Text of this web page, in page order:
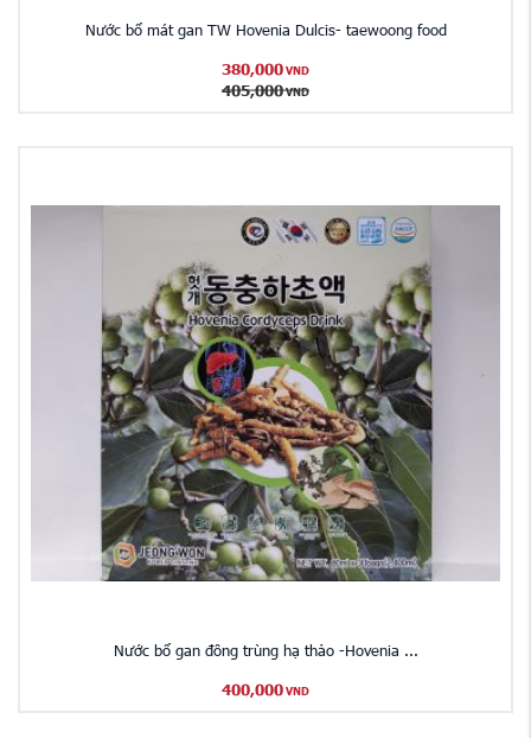
Nước bổ mát gan TW Hovenia Dulcis- taewoong food
380,000 VND
405,000 VND
Nước bổ gan đông trùng hạ thảo -Hovenia ...
400,000 VND